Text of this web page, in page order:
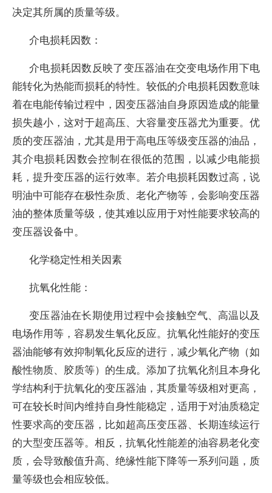
决定其所属的质量等级。
介电损耗因数：
介电损耗因数反映了变压器油在交变电场作用下电
能转化为热能而损耗的特性。较低的介电损耗因数意味
着在电能传输过程中，因变压器油自身原因造成的能量
损失越小，这对于超高压、大容量变压器尤为重要。优
质的变压器油，尤其是用于高电压等级变压器的油品，
其介电损耗因数会控制在很低的范围，以减少电能损
耗，提升变压器的运行效率。若介电损耗因数过高，说
明油中可能存在极性杂质、老化产物等，会影响变压器
油的整体质量等级，使其难以应用于对性能要求较高的
变压器设备中。
化学稳定性相关因素
抗氧化性能：
变压器油在长期使用过程中会接触空气、高温以及
电场作用等，容易发生氧化反应。抗氧化性能好的变压
器油能够有效抑制氧化反应的进行，减少氧化产物（如
酸性物质、胶质等）的生成。添加了抗氧化剂且本身化
学结构利于抗氧化的变压器油，其质量等级相对更高，
可在较长时间内维持自身性能稳定，适用于对油质稳定
性要求高的变压器，比如超高压变压器、长期连续运行
的大型变压器等。相反，抗氧化性能差的油容易老化变
质，会导致酸值升高、绝缘性能下降等一系列问题，质
量等级也会相应较低。